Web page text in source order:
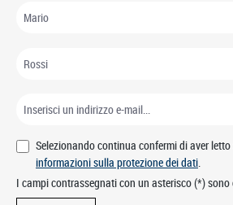
Selezionando continua confermi di aver
informazioni sulla protezione dei dati.
I campi contrassegnati con un asterisco (*)